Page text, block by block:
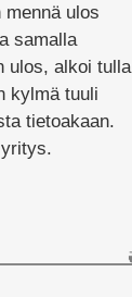
ulos
samalla
ulos, alkoi tulla
kylmä tuuli
tietoakaan.